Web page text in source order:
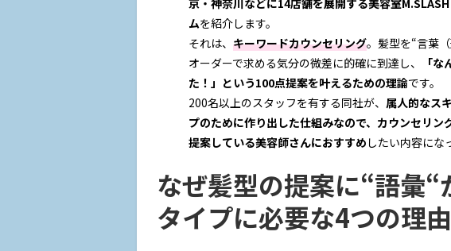
京・神奈川などに14店舗を展開する美容室
ムを紹介します。
それは、 キーワードカウンセリング。髪型を“言葉
オーダーで求める気分の微差に的確に到達し、
「
た！」という100点提案を叶えるための理論です。
200名以上のスタッフを有する同社が、 属人的なス
プのために作り出した仕組みなので、カウンセリ
提案している美容師さんにおすすめ したい内容にな
なぜ髪型の提案に“語彙
タイプに必要な4つの理由